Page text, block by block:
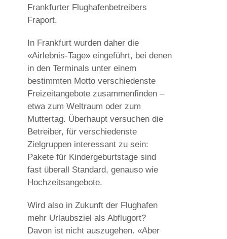
Frankfurter Flughafenbetreibers
Fraport.
In Frankfurt wurden daher die
«Airlebnis-Tage» eingeführt, bei denen
in den Terminals unter einem
bestimmten Motto verschiedenste
Freizeitangebote zusammenfinden –
etwa zum Weltraum oder zum
Muttertag. Überhaupt versuchen die
Betreiber, für verschiedenste
Zielgruppen interessant zu sein:
Pakete für Kindergeburtstage sind
fast überall Standard, genauso wie
Hochzeitsangebote.
Wird also in Zukunft der Flughafen
mehr Urlaubsziel als Abflugort?
Davon ist nicht auszugehen. «Aber